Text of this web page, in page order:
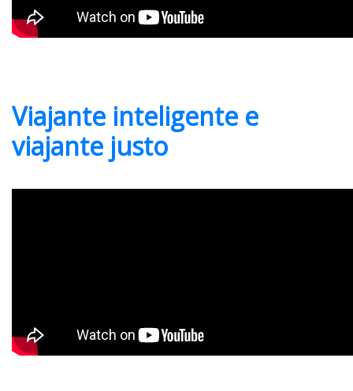
Viajante inteligente e
viajante justo